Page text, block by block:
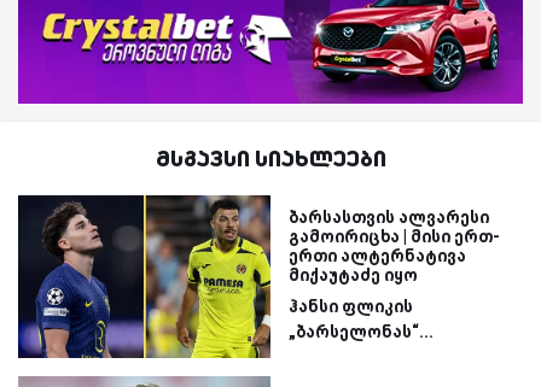
მსგავსი სიახლეები
ბარსასთვის ალვარესი
გამოირიცხა | მისი ერთ-
ერთი ალტერნატივა
მიქაუტაძე იყო
ჰანსი ფლიკის
„ბარსელონას“...